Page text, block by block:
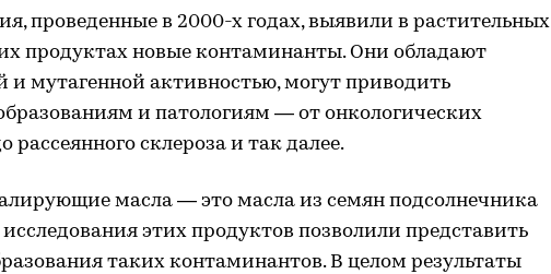
проведенные в 2000-х годах, выявили в растительных
продуктах новые контаминанты. Они обладают
и мутагенной активностью, могут приводить
и патологиям — от онкологических
рассеянного склероза и так далее.
масла — это масла из семян подсолнечника
этих продуктов позволили представить
таких контаминантов. В целом результаты